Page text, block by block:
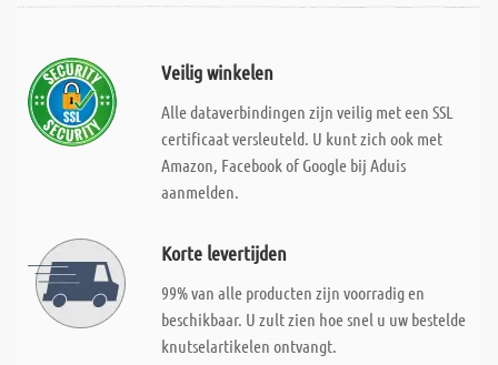
Veilig winkelen
Alle dataverbindingen zijn veilig met een SSL
certificaat versleuteld. U kunt zich ook met
Amazon, Facebook of Google bij Aduis
aanmelden.
Korte levertijden
99% van alle producten zijn voorradig en
beschikbaar. U zult zien hoe snel u uw bestelde
knutselartikelen ontvangt.